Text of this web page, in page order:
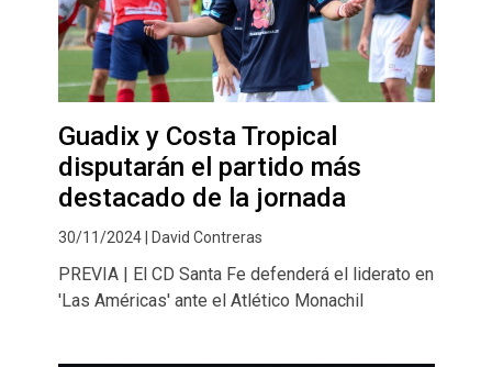
Guadix y Costa Tropical
disputarán el partido más
destacado de la jornada
30/11/2024 | David Contreras
PREVIA | El CD Santa Fe defenderá el liderato en
'Las Américas' ante el Atlético Monachil